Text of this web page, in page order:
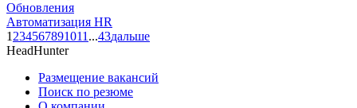
Обновления
Автоматизация HR
1 234567891011 ...43дальше
HeadHunter
Размещение вакансий
Поиск по резюме